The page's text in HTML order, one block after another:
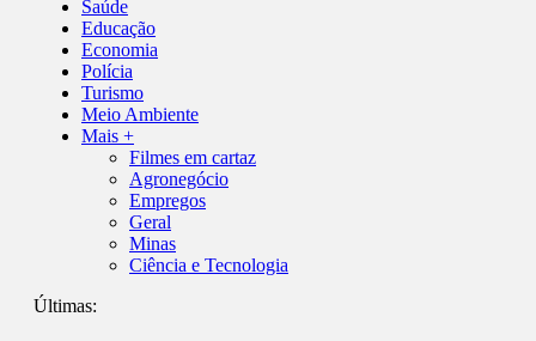
Saúde
Educação
Economia
Polícia
Turismo
Meio Ambiente
Mais +
Filmes em cartaz
Agronegócio
Empregos
Geral
Minas
Ciência e Tecnologia
Últimas: